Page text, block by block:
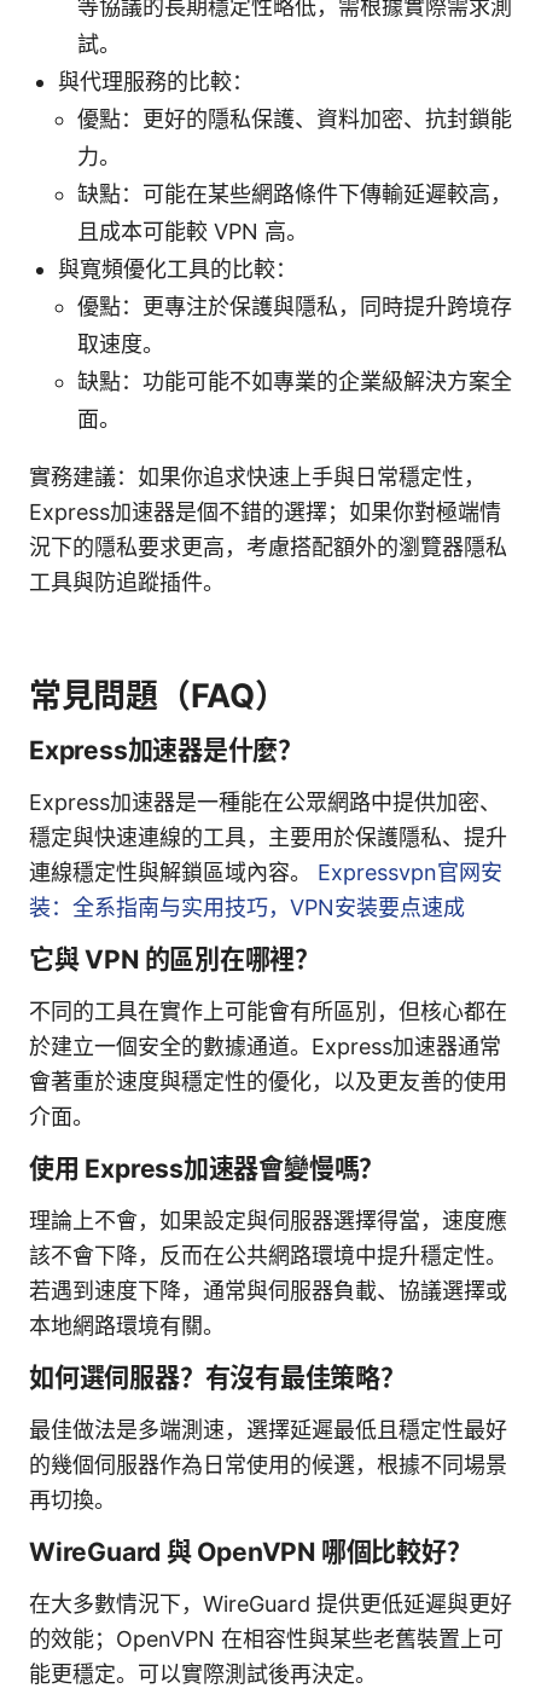
等協議的長期穩定性略低，需根據實際需求測
試。
與代理服務的比較：
優點：更好的隱私保護、資料加密、抗封鎖能
力。
缺點：可能在某些網路條件下傳輸延遲較高，
且成本可能較 VPN 高。
與寬頻優化工具的比較：
優點：更專注於保護與隱私，同時提升跨境存
取速度。
缺點：功能可能不如專業的企業級解決方案全
面。
實務建議：如果你追求快速上手與日常穩定性，
Express加速器是個不錯的選擇；如果你對極端情
況下的隱私要求更高，考慮搭配額外的瀏覽器隱私
工具與防追蹤插件。
常見問題（FAQ）
Express加速器是什麼？
Express加速器是一種能在公眾網路中提供加密、
穩定與快速連線的工具，主要用於保護隱私、提升
連線穩定性與解鎖區域內容。 Expressvpn官网安
装：全系指南与实用技巧，VPN安装要点速成
它與 VPN 的區別在哪裡？
不同的工具在實作上可能會有所區別，但核心都在
於建立一個安全的數據通道。Express加速器通常
會著重於速度與穩定性的優化，以及更友善的使用
介面。
使用 Express加速器會變慢嗎？
理論上不會，如果設定與伺服器選擇得當，速度應
該不會下降，反而在公共網路環境中提升穩定性。
若遇到速度下降，通常與伺服器負載、協議選擇或
本地網路環境有關。
如何選伺服器？有沒有最佳策略？
最佳做法是多端測速，選擇延遲最低且穩定性最好
的幾個伺服器作為日常使用的候選，根據不同場景
再切換。
WireGuard 與 OpenVPN 哪個比較好？
在大多數情況下，WireGuard 提供更低延遲與更好
的效能；OpenVPN 在相容性與某些老舊裝置上可
能更穩定。可以實際測試後再決定。